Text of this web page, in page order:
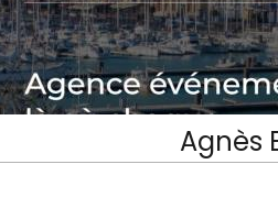
Agnès